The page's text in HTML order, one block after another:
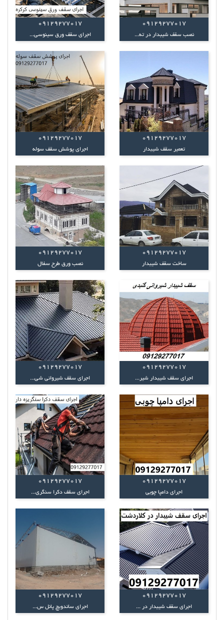
09129277017
نصب سقف شیبدار در ته...
09129277017
اجرای سقف ورق سینوسی...
09129277017
تعمیر سقف شیبدار
09129277017
اجرای پوشش سقف سوله
09129277017
ساخت سقف شیبدار
09129277017
نصب ورق طرح سفال
09129277017
اجرای سقف شیبدار شیر...
09129277017
اجرای سقف شیروانی شی...
09129277017
اجرای دامپا چوبی
09129277017
اجرای سقف دکرا سنگری...
09129277017
اجرای سقف شیبدار در ...
09129277017
اجرای ساندویچ پانل س...